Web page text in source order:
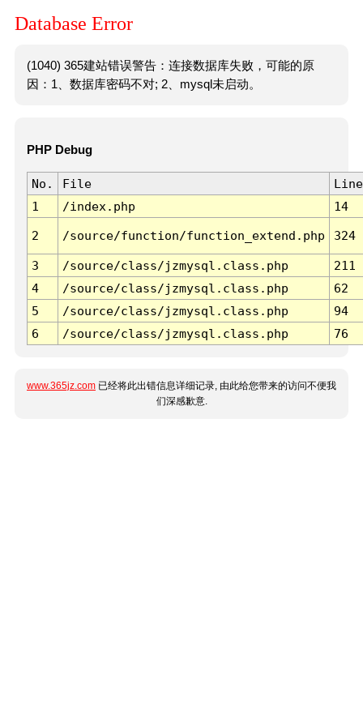
Database Error
(1040) 365建站错误警告：连接数据库失败，可能的原
因：1、数据库密码不对; 2、mysql未启动。
PHP Debug
No. File
Line
1
/index.php 14
2 /source/function/function_extend.php 324
3 /source/class/jzmysql.class.php
211
4
/source/class/jzmysql.class.php
62
5
/source/class/jzmysql.class.php
94
6
/source/class/jzmysql.class.php 76
www.365jz.com 已经将此出错信息详细记录, 由此给您带来的访问不便我
们深感歉意.